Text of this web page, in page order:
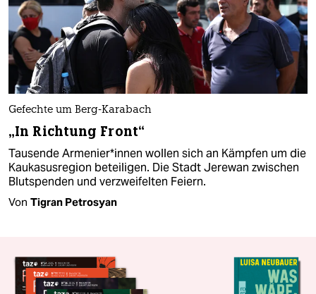
Gefechte um Berg-Karabach
„In Richtung Front“
Tausende Armenier*innen wollen sich an Kämpfen um die
Kaukasusregion beteiligen. Die Stadt Jerewan zwischen
Blutspenden und verzweifelten Feiern.
Von Tigran Petrosyan